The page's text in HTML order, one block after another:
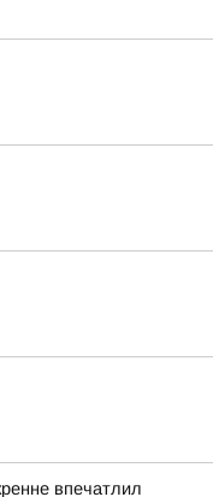
впечатлил